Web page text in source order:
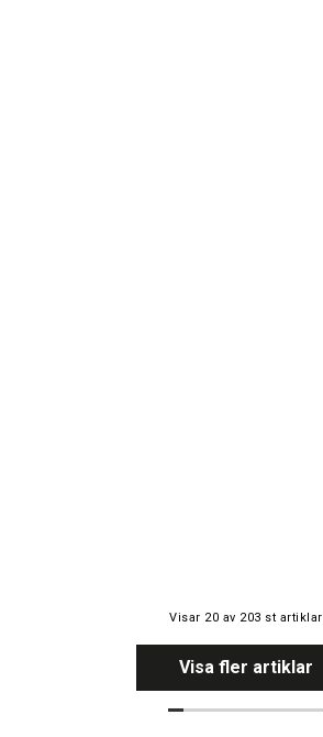
Visar 20 av 203 st artiklar
Visa fler artiklar